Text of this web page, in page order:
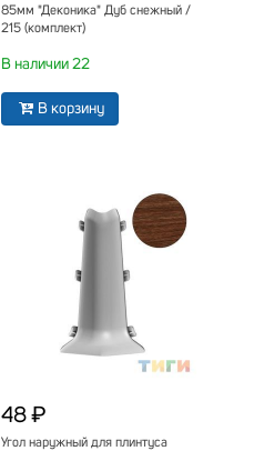
85мм "Деконика" Дуб снежный /
215 (комплект)
В наличии 22
В корзину
48 ₽
Угол наружный для плинтуса